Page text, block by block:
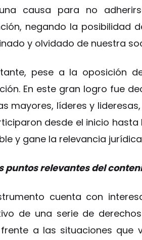
causa para no
negando la posibilidad
y olvidado de nuestra
pese a la oposición
En este gran logro fue
mayores, líderes y
desde el inicio
y gane la relevancia
puntos relevantes del
cuenta con
de una serie de
a las situaciones que